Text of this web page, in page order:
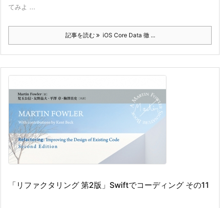
てみよ ...
記事を読む iOS Core Data 徹 ...
「リファクタリング 第2版」Swiftでコーディング その11